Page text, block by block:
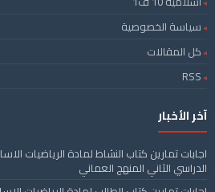
سياسة الخصوصية
كل المقالات
RSS
آخر الأخبار
اجابات تمارين كتاب النشاط لمادة الرياضيات
الدراسي الثاني المنهج العماني